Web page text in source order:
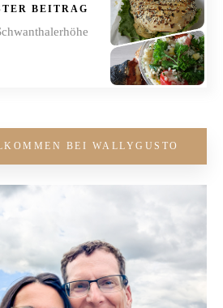
BEITRAG
BEI WALLYGUSTO